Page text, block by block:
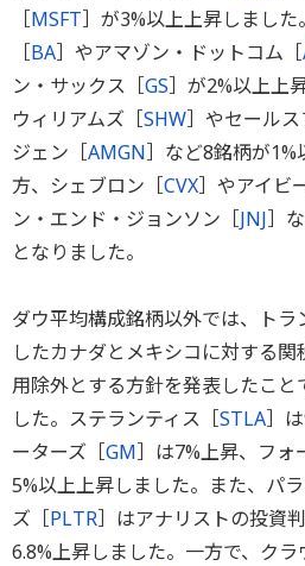
［MSFT］が3%以上上昇しまし
［BA］やアマゾン・ドットコム［
ン・サックス［GS］が2%以上上
ウィリアムズ［SHW］やセール
ジェン［AMGN］など8銘柄が
方、シェブロン［CVX］やアイビ
ン・エンド・ジョンソン［JNJ］
となりました。
ダウ平均構成銘柄以外では、ト
したカナダとメキシコに対する
用除外とする方針を発表したこと
した。ステランティス［STLA］
ーターズ［GM］は7%上昇、フォ
5%以上上昇しました。また、パ
ズ［PLTR］はアナリストの投資
6.8%上昇しました。一方で、ク